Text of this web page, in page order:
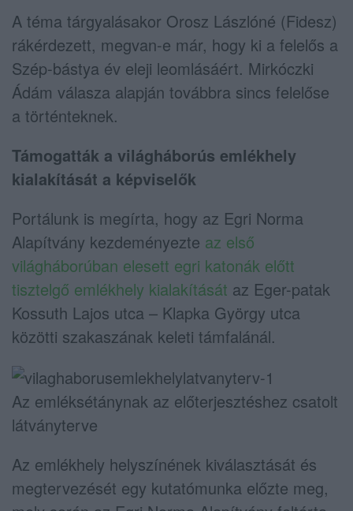
A téma tárgyalásakor Orosz Lászlóné (Fidesz)
rákérdezett, megvan-e már, hogy ki a felelős a
Szép-bástya év eleji leomlásáért. Mirkóczki
Ádám válasza alapján továbbra sincs felelőse
a történteknek.
Támogatták a világháborús emlékhely
kialakítását a képviselők
Portálunk is megírta, hogy az Egri Norma
Alapítvány kezdeményezte az első
világháborúban elesett egri katonák előtt
tisztelgő emlékhely kialakítását az Eger-patak
Kossuth Lajos utca – Klapka György utca
közötti szakaszának keleti támfalánál.
Az emléksétánynak az előterjesztéshez csatolt
látványterve
Az emlékhely helyszínének kiválasztását és
megtervezését egy kutatómunka előzte meg,